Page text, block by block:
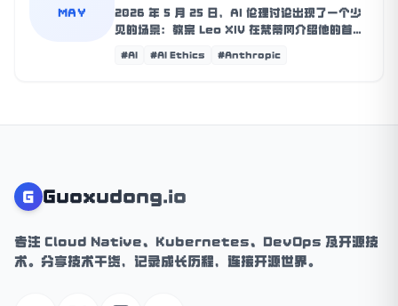
MAY
须服务人，而不是少数强者
2026 年 5 月 25 日，AI 伦理讨论出现了一个少
见的场景：教宗 Leo XIV 在梵蒂冈介绍他的首份
#AI #AI Ethics #Anthropic
G Guoxudong.io
专注 Cloud Native、Kubernetes、DevOps 及开源技
术。分享技术干货，记录成长历程，连接开源世界。